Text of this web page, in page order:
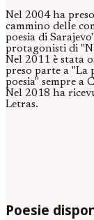
Nel 2004 ha
cammino delle
poesia di
protagonisti di
Nel 2011 è stata
preso parte a "La
poesia" sempre a
Nel 2018 ha
Letras.
Poesie